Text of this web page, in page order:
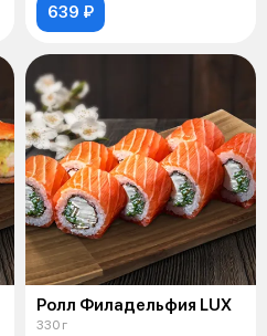
639 ₽
Ролл Филадельфия LUX
330 г